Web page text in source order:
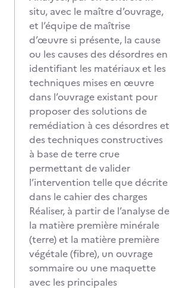
situ, avec le maître d’ouvrage,
et l’équipe de maîtrise
d’œuvre si présente, la cause
ou les causes des désordres en
identifiant les matériaux et les
techniques mises en œuvre
dans l’ouvrage existant pour
proposer des solutions de
remédiation à ces désordres et
des techniques constructives
à base de terre crue
permettant de valider
l’intervention telle que décrite
dans le cahier des charges
Réaliser, à partir de l’analyse de
la matière première minérale
(terre) et la matière première
végétale (fibre), un ouvrage
sommaire ou une maquette
avec les principales